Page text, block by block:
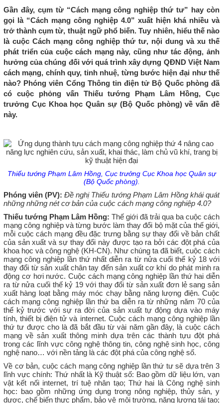
Gần đây, cụm từ “Cách mạng công nghiệp thứ tư” hay còn
gọi là “Cách mạng công nghiệp 4.0” xuất hiện khá nhiều và
trở thành cụm từ, thuật ngữ phổ biến. Tuy nhiên, hiểu thế nào
là cuộc Cách mạng công nghiệp thứ tư, nội dung và xu thế
phát triển của cuộc cách mạng này, cũng như tác động, ảnh
hưởng của chúng đối với quá trình xây dựng QĐND Việt Nam
cách mạng, chính quy, tinh nhuệ, từng bước hiện đại như thế
nào? Phóng viên Cổng Thông tin điện tử Bộ Quốc phòng đã
có cuộc phỏng vấn Thiếu tướng Phạm Lâm Hồng, Cục
trưởng Cục Khoa học Quân sự (Bộ Quốc phòng) về vấn đề
này.
Thiếu tướng Phạm Lâm Hồng, Cục trưởng Cục Khoa học Quân sự
(Bộ Quốc phòng).
Phóng viên (PV): Đề nghị Thiếu tướng Phạm Lâm Hồng khái quát
những những nét cơ bản của cuộc cách mạng công nghiệp 4.0?
Thiếu tướng Phạm Lâm Hồng: Thế giới đã trải qua ba cuộc cách
mạng công nghiệp và từng bước làm thay đổi bộ mặt của thế giới,
mỗi cuộc cách mạng đều đặc trưng bằng sự thay đổi về bản chất
của sản xuất và sự thay đổi này được tạo ra bởi các đột phá của
khoa học và công nghệ (KH-CN). Như chúng ta đã biết, cuộc cách
mạng công nghiệp lần thứ nhất diễn ra từ nửa cuối thế kỷ 18 với
thay đổi từ sản xuất chân tay đến sản xuất cơ khí do phát minh ra
động cơ hơi nước. Cuộc cách mạng công nghiệp lần thứ hai diễn
ra từ nửa cuối thế kỷ 19 với thay đổi từ sản xuất đơn lẻ sang sản
xuất hàng loạt bằng máy móc chạy bằng năng lượng điện. Cuộc
cách mạng công nghiệp lần thứ ba diễn ra từ những năm 70 của
thế kỷ trước với sự ra đời của sản xuất tự động dựa vào máy
tính, thiết bị điện tử và internet. Cuộc cách mạng công nghiệp lần
thứ tư được cho là đã bắt đầu từ vài năm gần đây, là cuộc cách
mạng về sản xuất thông minh dựa trên các thành tựu đột phá
trong các lĩnh vực công nghệ thông tin, công nghệ sinh học, công
nghệ nano… với nền tảng là các đột phá của công nghệ số.
Về cơ bản, cuộc cách mạng công nghiệp lần thứ tư sẽ dựa trên 3
lĩnh vực chính: Thứ nhất là Kỹ thuật số: Bao gồm dữ liệu lớn, vạn
vật kết nối internet, trí tuệ nhân tạo; Thứ hai là Công nghệ sinh
học: bao gồm những ứng dụng trong nông nghiệp, thủy sản, y
dược, chế biến thực phẩm, bảo vệ môi trường, năng lượng tái tạo;